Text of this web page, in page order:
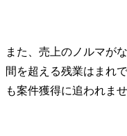
また、売上のノルマが
間を超える残業はまれ
も案件獲得に追われませ